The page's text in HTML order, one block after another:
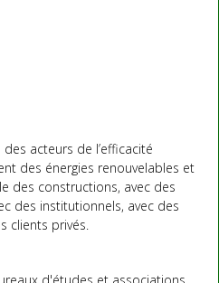
des acteurs de l’efficacité
des énergies renouvelables et
des constructions, avec des
des institutionnels, avec des
clients privés.